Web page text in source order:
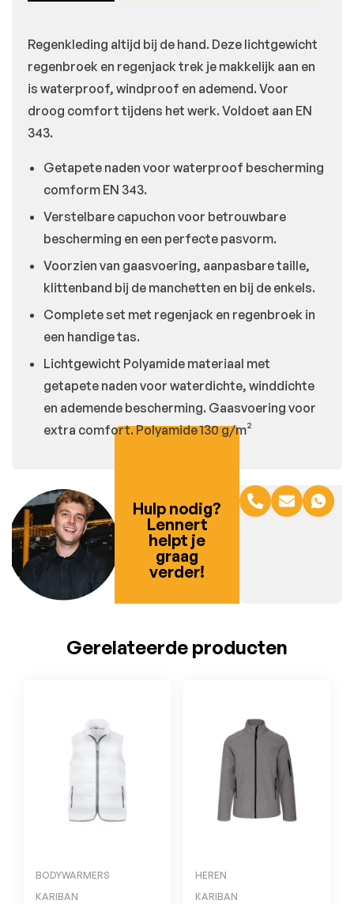
Regenkleding altijd bij de hand. Deze lichtgewicht
regenbroek en regenjack trek je makkelijk aan en
is waterproof, windproof en ademend. Voor
droog comfort tijdens het werk. Voldoet aan EN
343.
Getapete naden voor waterproof bescherming
comform EN 343.
Verstelbare capuchon voor betrouwbare
bescherming en een perfecte pasvorm.
Voorzien van gaasvoering, aanpasbare taille,
klittenband bij de manchetten en bij de enkels.
Complete set met regenjack en regenbroek in
een handige tas.
Lichtgewicht Polyamide materiaal met
getapete naden voor waterdichte, winddichte
en ademende bescherming. Gaasvoering voor
extra comfort. Polyamide 130 g/m²
Hulp nodig?
Lennert
helpt je
graag
verder!
Gerelateerde producten
BODYWARMERS
KARIBAN
HEREN
KARIBAN